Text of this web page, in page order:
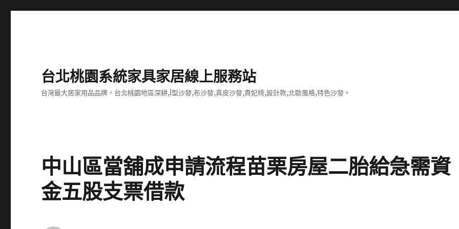
台北桃園系統家具家居線上服務站
台灣最大居家用品品牌，台北桃園地區深耕,l型沙發,布沙發,真皮沙發,貴妃椅,設計款,北歐風格,特色沙發。
中山區當舖成申請流程苗栗房屋二胎給急需資
金五股支票借款